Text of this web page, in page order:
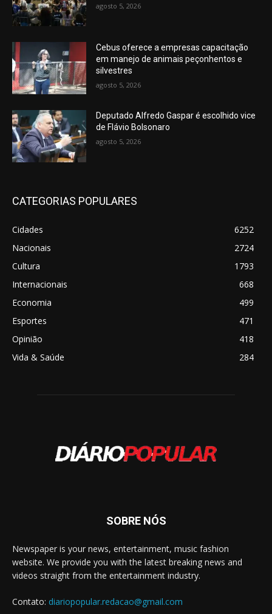
agosto 5, 2026
Cebus oferece a empresas capacitação
em manejo de animais peçonhentos e
silvestres
agosto 5, 2026
Deputado Alfredo Gaspar é escolhido vice
de Flávio Bolsonaro
agosto 5, 2026
CATEGORIAS POPULARES
Cidades
6252
Nacionais
2724
Cultura
1793
Internacionais
668
Economia
499
Esportes
471
Opinião
418
Vida & Saúde
284
SOBRE NÓS
Newspaper is your news, entertainment, music fashion
website. We provide you with the latest breaking news and
videos straight from the entertainment industry.
Contato: diariopopular.redacao@gmail.com